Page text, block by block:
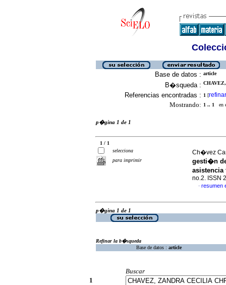
Base de datos : article
B�squeda :
Referencias encontradas : 1 [refinar
Mostrando: 1 .. 1 en
p�gina 1 de 1
1 / 1
selecciona
para imprimir
Ch�vez
gesti�n
no.2. ISSN
· resumen
p�gina 1 de 1
Refinar la b�squeda
Base de datos : article
Buscar
1